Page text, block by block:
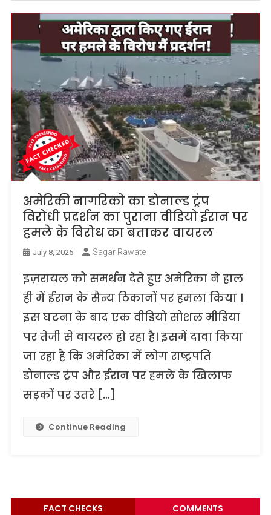
अमेरिकी नागरिको का डोनाल्ड ट्रंप
विरोधी प्रदर्शन का पुराना वीडियो ईरान पर
हमले के विरोध का बताकर वायरल
July 8, 2025 Sagar Rawate
इज़रायल को समर्थन देते हुए अमेरिका ने हाल
ही में ईरान के सैन्य ठिकानों पर हमला किया ।
इस घटना के बाद एक वीडियो सोशल मीडिया
पर तेजी से वायरल हो रहा है। इसमें दावा किया
जा रहा है कि अमेरिका में लोग राष्ट्रपति
डोनाल्ड ट्रंप और ईरान पर हमले के खिलाफ
सड़कों पर उतरे […]
Continue Reading
FACT CHECKS COMMENTS